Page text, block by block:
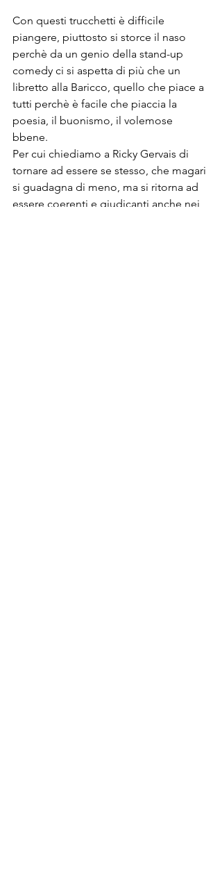
Con questi trucchetti è difficile
piangere, piuttosto si storce il naso
perchè da un genio della stand-up
comedy ci si aspetta di più che un
libretto alla Baricco, quello che piace a
tutti perchè è facile che piaccia la
poesia, il buonismo, il volemose
bbene.
Per cui chiediamo a Ricky Gervais di
tornare ad essere se stesso, che magari
si guadagna di meno, ma si ritorna ad
essere coerenti e giudicanti anche nei